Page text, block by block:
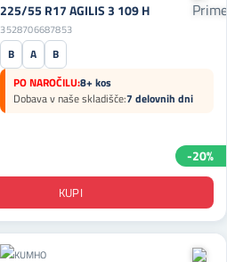
225/55 R17 AGILIS 3 109 H
3528706687853
B A
B
PO NAROČILU:8+ kos
Dobava v naše skladišče:7 delovnih dni
-20%